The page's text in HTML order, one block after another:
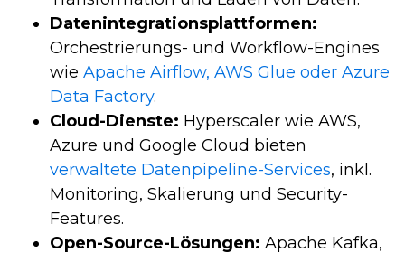
Datenintegrationsplattformen:
Orchestrierungs- und Workflow-Engines
wie Apache Airflow, AWS Glue oder Azure
Data Factory.
Cloud-Dienste: Hyperscaler wie AWS,
Azure und Google Cloud bieten
verwaltete Datenpipeline-Services, inkl.
Monitoring, Skalierung und Security-
Features.
Open-Source-Lösungen: Apache Kafka,